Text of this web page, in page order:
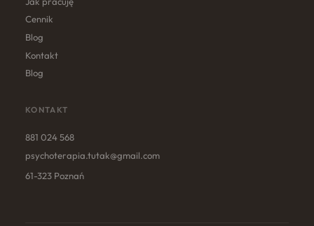
Cennik
Blog
Kontakt
Blog
KONTAKT
881 024 568
psychoterapia.tutak@gmail.com
61-323 Poznań